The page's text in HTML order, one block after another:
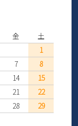
金
土
1
7
8
14
15
21
22
28
29